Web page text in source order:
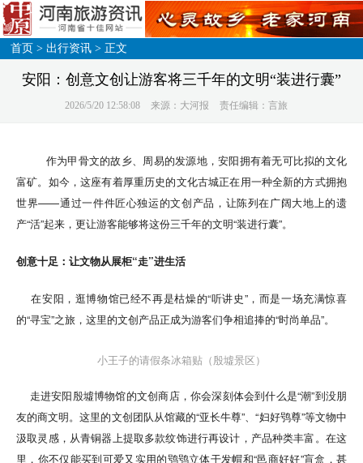
首页 >出行资讯 > 正文
安阳：创意文创让游客将三千年的文明“装进行囊”
2026/5/20 12:58:08 来源：大河报 责任编辑：言旅
作为甲骨文的故乡、周易的发源地，安阳拥有着无可比拟的文化
富矿。如今，这座有着厚重历史的文化古城正在用一种全新的方式拥抱
世界——通过一件件匠心独运的文创产品，让陈列在广阔大地上的遗
产“活”起来，更让游客能够将这份三千年的文明“装进行囊”。
创意十足：让文物从展柜“走”进生活
在安阳，逛博物馆已经不再是枯燥的“听讲史”，而是一场充满惊喜
的“寻宝”之旅，这里的文创产品正成为游客们争相追捧的“时尚单品”。
小王子的请假条冰箱贴（殷墟景区）
走进安阳殷墟博物馆的文创商店，你会深刻体会到什么是“潮”到没朋
友的商文明。这里的文创团队从馆藏的“亚长牛尊”、“妇好鸮尊”等文物中
汲取灵感，从青铜器上提取多款纹饰进行再设计，产品种类丰富。在这
里，你不仅能买到可爱又实用的鸮鸮立体干发帽和“邑商好好”盲盒，甚